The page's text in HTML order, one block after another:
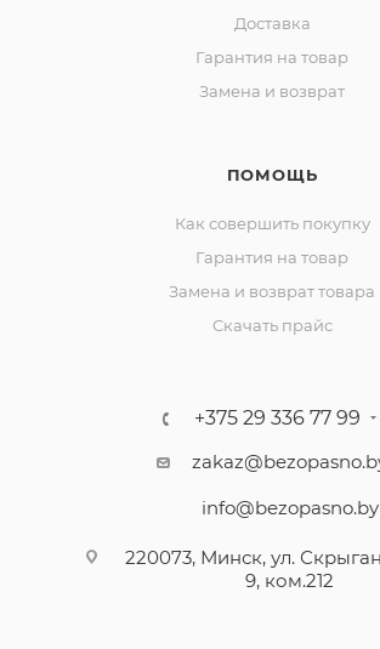
Доставка
Гарантия на товар
Замена и возврат
ПОМОЩЬ
Как совершить покупку
Гарантия на товар
Замена и возврат товара
Скачать прайс
+375 29 336 77 99
info@bezopasno.by
220073, Минск, ул.
9, ком.212